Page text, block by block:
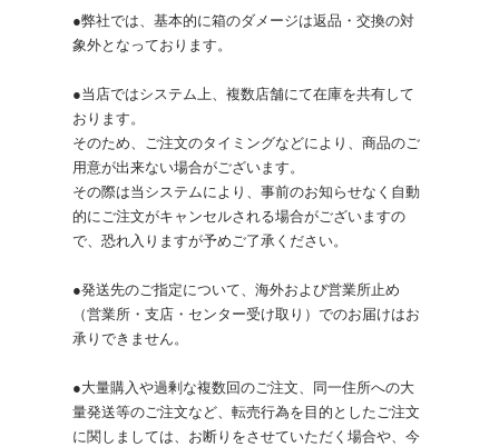
●弊社では、基本的に箱のダメージは返品・交換の対
象外となっております。
●当店ではシステム上、複数店舗にて在庫を共有して
おります。
そのため、ご注文のタイミングなどにより、商品のご
用意が出来ない場合がございます。
その際は当システムにより、事前のお知らせなく自動
的にご注文がキャンセルされる場合がございますの
で、恐れ入りますが予めご了承ください。
●発送先のご指定について、海外および営業所止め
（営業所・支店・センター受け取り）でのお届けはお
承りできません。
●大量購入や過剰な複数回のご注文、同一住所への大
量発送等のご注文など、転売行為を目的としたご注文
に関しましては、お断りをさせていただく場合や、今